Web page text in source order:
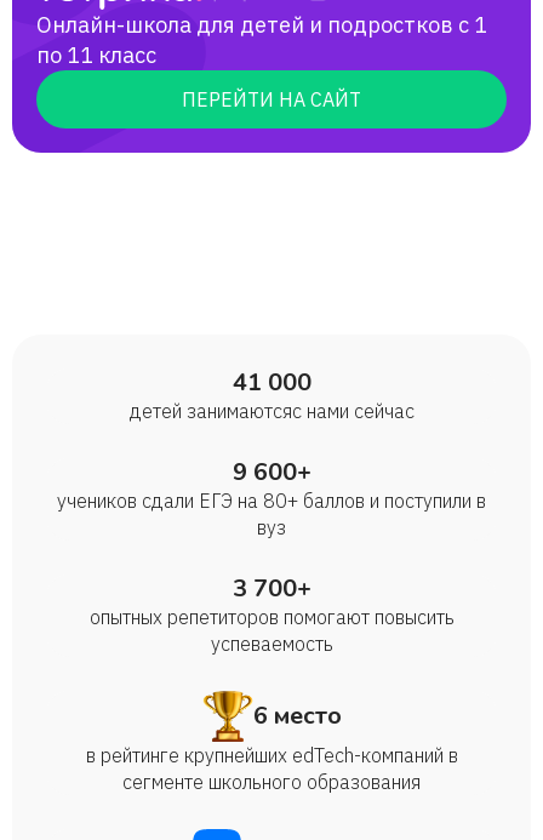
Онлайн-школа для детей и подростков с 1
по 11 класс
ПЕРЕЙТИ НА САЙТ
41 000
детей занимаются с нами сейчас
9 600+
учеников сдали ЕГЭ на 80+ баллов и поступили в
вуз
3 700+
опытных репетиторов помогают повысить
успеваемость
6 место
в рейтинге крупнейших edTech-компаний в
сегменте школьного образования